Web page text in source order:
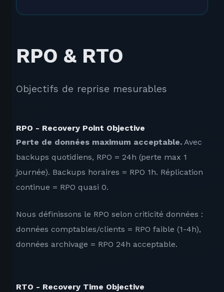
RPO & RTO
Objectifs de reprise mesurables
RPO - Recovery Point Objective
Perte de données maximum acceptable. Avec
backups quotidiens, RPO = 24h (perte max 1
journée). Backups horaires = RPO 1h. Réplication
continue = RPO quasi 0.
Nous définissons le RPO selon criticité données :
données comptables/clients = RPO faible (1-4h),
données archivage = RPO 24h acceptable.
RTO - Recovery Time Objective